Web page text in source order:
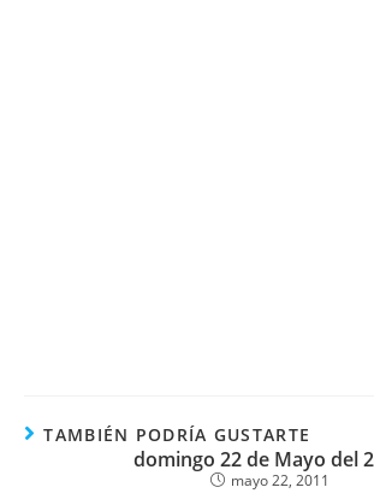
TAMBIÉN PODRÍA GUSTARTE
domingo 22 de Mayo del
mayo 22, 2011